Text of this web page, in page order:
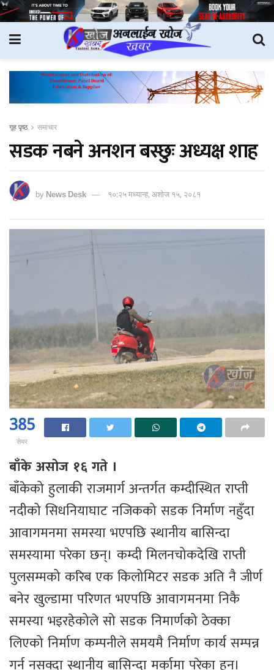
गृह पृष्ठ समाचार
सडक नबने अनशन बस्छुः अध्यक्ष शाह
byNews Desk १०:२५ मध्यान्ह, अशोज १५, २०८१
385
सेयर
बाँके असोज १६ गते ।
बाँकेको हुलाकी राजमार्ग अन्तर्गत कम्दीस्थित राप्ती
नदीको सिधनियाघाट नजिकको सडक निर्माण नहुँदा
आवागमनमा समस्या भएपछि स्थानीय बासिन्दा
समस्यामा परेका छन्। कम्दी मिलनचोकदेखि राप्ती
पुलसम्मको करिब एक किलोमिटर सडक अति नै जीर्ण
बनेर खुल्डामा परिणत भएपछि आवागमनमा निकै
समस्या भइरहेकोले सो सडक निमार्णको ठेक्का
लिएको निर्माण कम्पनीले समयमै निर्माण कार्य सम्पन्न